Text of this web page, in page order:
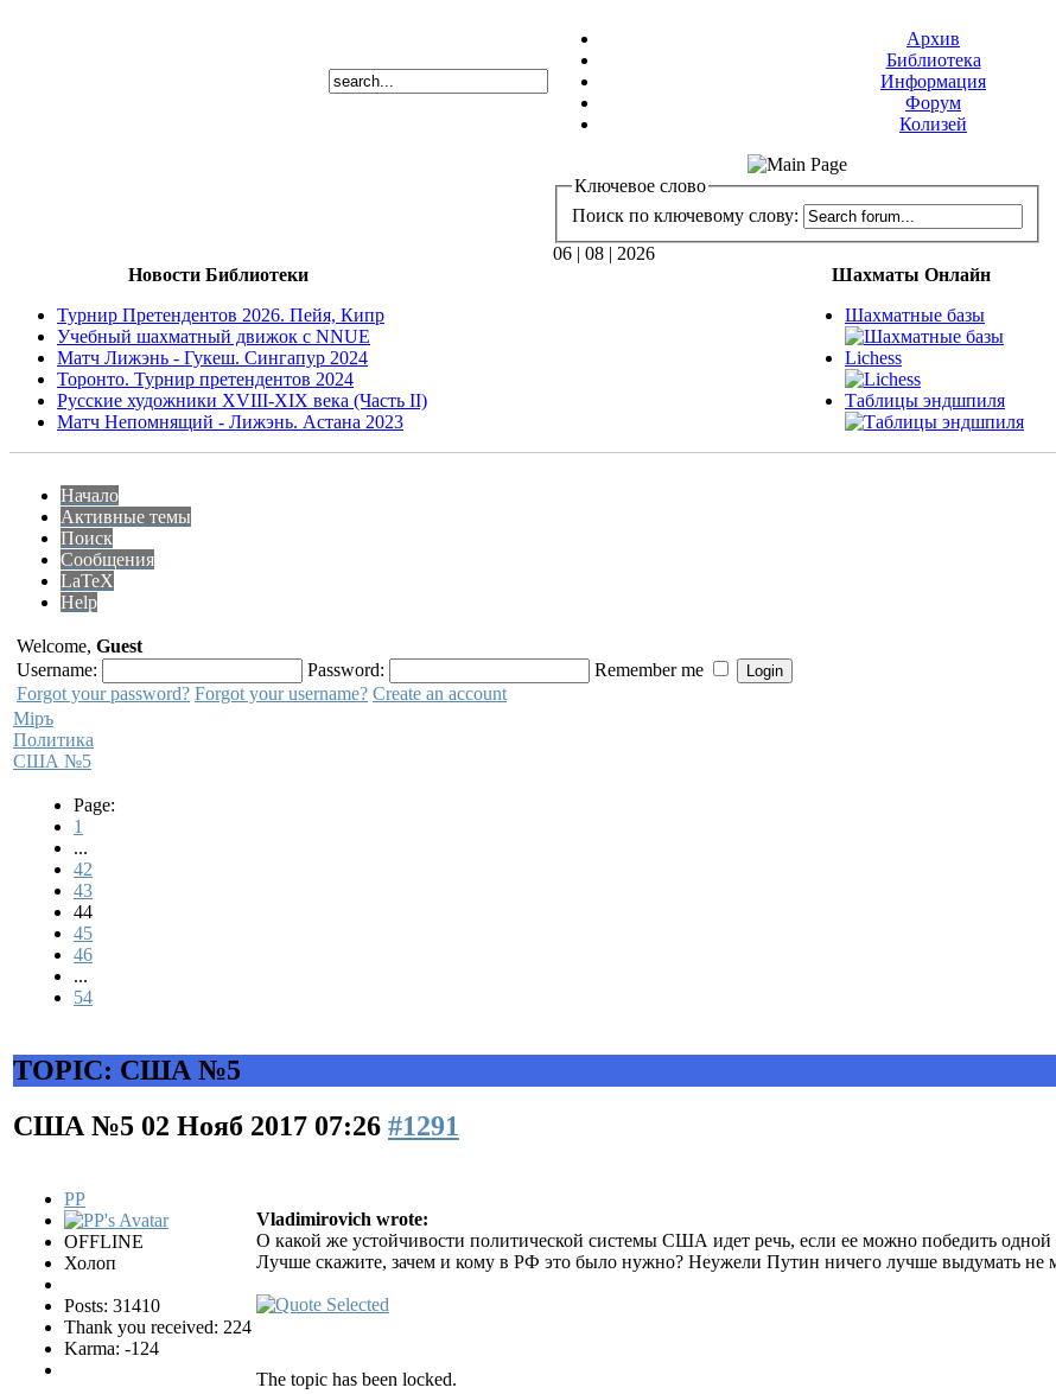
Архив
Библиотека
Информация
Форум
Колизей
Ключевое слово
Поиск по ключевому слову:
06 | 08 | 2026
Новости Библиотеки
Турнир Претендентов 2026. Пейя, Кипр
Учебный шахматный движок с NNUE
Матч Лижэнь - Гукеш. Сингапур 2024
Торонто. Турнир претендентов 2024
Русские художники XVIII-XIX века (Часть II)
Матч Непомнящий - Лижэнь. Астана 2023
Шахматы Онлайн
Шахматные базы
Lichess
Таблицы эндшпиля
Начало
Активные темы
Поиск
Сообщения
LaTeX
Help
Welcome, Guest
Username:
Password:
Remember me
Forgot your password? Forgot your username? Create an account
Мiръ
Политика
США №5
Page:
1
...
42
43
44
45
46
...
54
TOPIC: США №5
США №5 02 Нояб 2017 07:26 #1291
PP
OFFLINE
Холоп
Posts: 31410
Thank you received: 224
Karma: -124
Vladimirovich wrote:
О какой же устойчивости политической системы США идет речь, если ее можно победить одной
Лучше скажите, зачем и кому в РФ это было нужно? Неужели Путин ничего лучше выдумать не
The topic has been locked.